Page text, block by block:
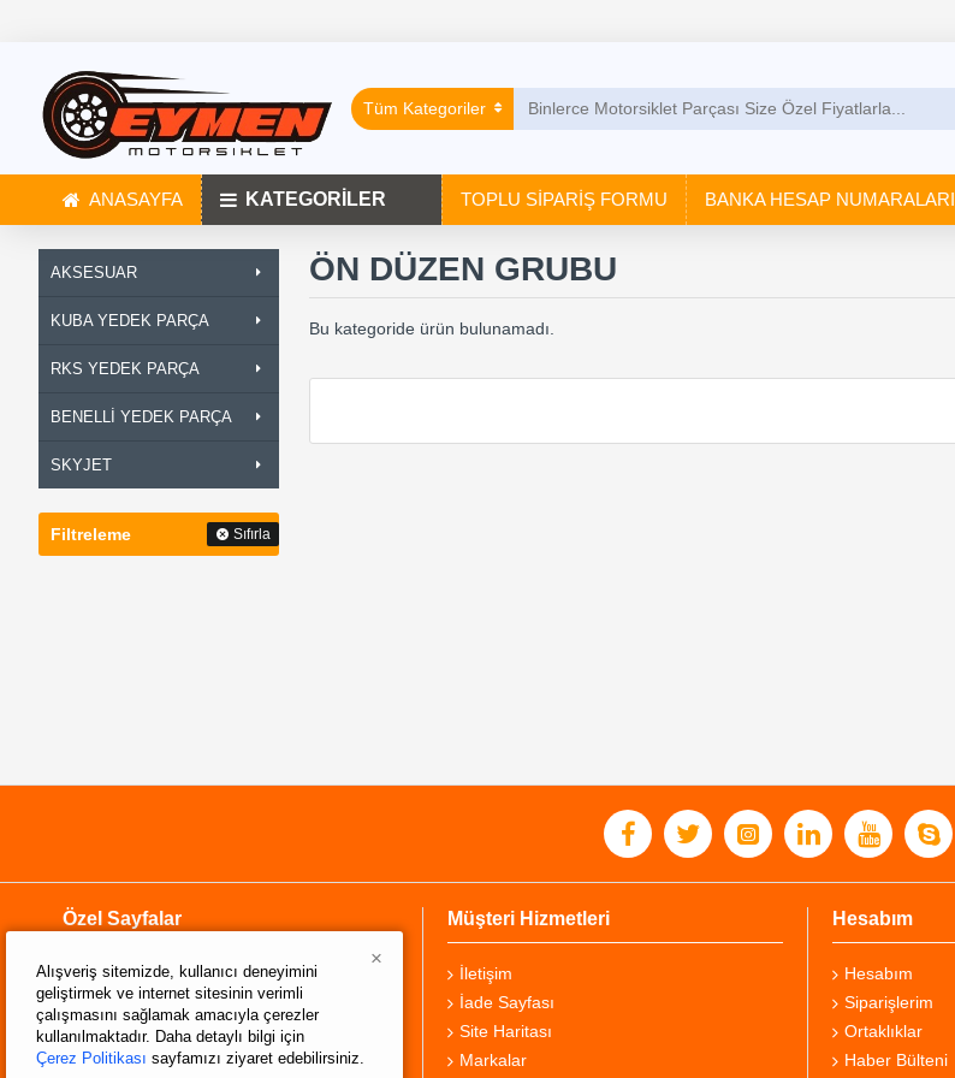
Tüm Kategoriler
ANASAYFA KATEGORİLER TOPLU SİPARİŞ FORMU BANKA HESAP NUMARALARI
AKSESUAR
KUBA YEDEK PARÇA
RKS YEDEK PARÇA
BENELLİ YEDEK PARÇA
SKYJET
Filtreleme Sıfırla
ÖN DÜZEN GRUBU
Bu kategoride ürün bulunamadı.
Özel Sayfalar
Hakkımızda
Teslimat Bilgisi
Gizlilik Sözleşmesi
Şartlar ve Koşullar
Müşteri Hizmetleri
İletişim
İade Sayfası
Site Haritası
Markalar
Hesabım
Hesabım
Siparişlerim
Ortaklıklar
Haber Bülteni
Alışveriş sitemizde, kullanıcı deneyimini
geliştirmek ve internet sitesinin verimli
çalışmasını sağlamak amacıyla çerezler
kullanılmaktadır. Daha detaylı bilgi için
Çerez Politikası sayfamızı ziyaret edebilirsiniz.
×